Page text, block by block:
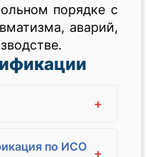
порядке с
аварий,
+
по ИСО +